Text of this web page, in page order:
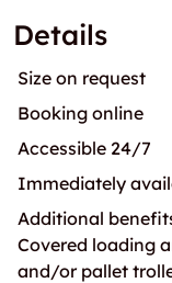
Details
Size on request
Booking online
Accessible 24/7
Immediately
Additional
Covered loading
and/or pallet